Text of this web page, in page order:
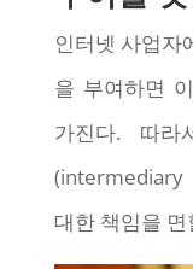
인터넷 사업
을 부여하면
가진다. 따라
(intermediary
대한 책임을